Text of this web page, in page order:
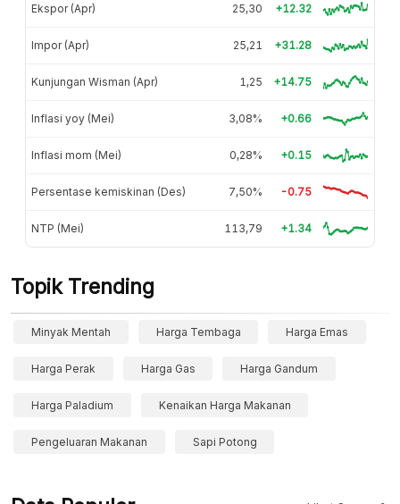
Ekspor (Apr) 25,30 +12.32
Impor (Apr) 25,21 +31.28
Kunjungan Wisman (Apr) 1,25 +14.75
Inflasi yoy (Mei) 3,08% +0.66
Inflasi mom (Mei) 0,28% +0.15
Persentase kemiskinan (Des) 7,50% -0.75
NTP (Mei) 113,79 +1.34
Topik Trending
Minyak Mentah Harga Tembaga Harga Emas
Harga Perak Harga Gas Harga Gandum
Harga Paladium Kenaikan Harga Makanan
Pengeluaran Makanan Sapi Potong